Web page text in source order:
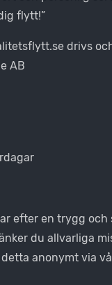
flytt!”
drivs
AB
efter en trygg och
du allvarliga
anonymt via